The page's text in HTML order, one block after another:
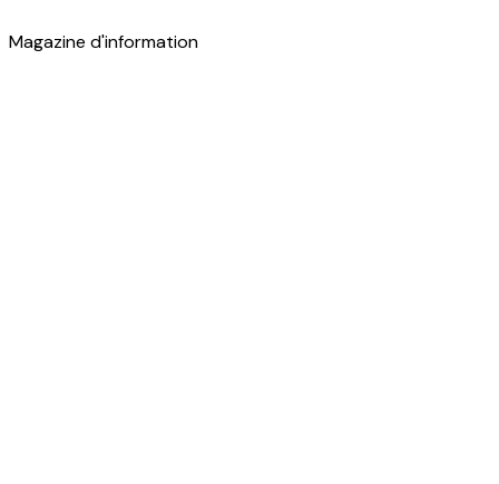
Magazine d'information